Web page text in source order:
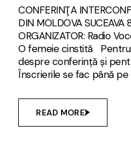
CONFERINŢA
DIN MOLDOVA SUCEAVA
ORGANIZATOR: Radio
O femeie cinstită Pentru
despre conferință și
Înscrierile se fac până pe
READ MORE